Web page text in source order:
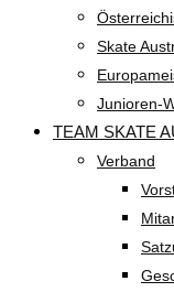
Skate
Junioren-
TEAM SKATE
Verband